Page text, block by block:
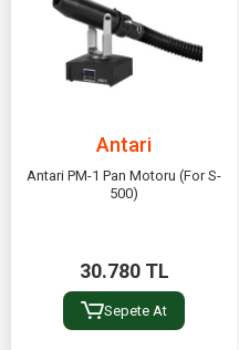
Antari
Antari PM-1 Pan Motoru (For S-
500)
30.780 TL
Sepete At